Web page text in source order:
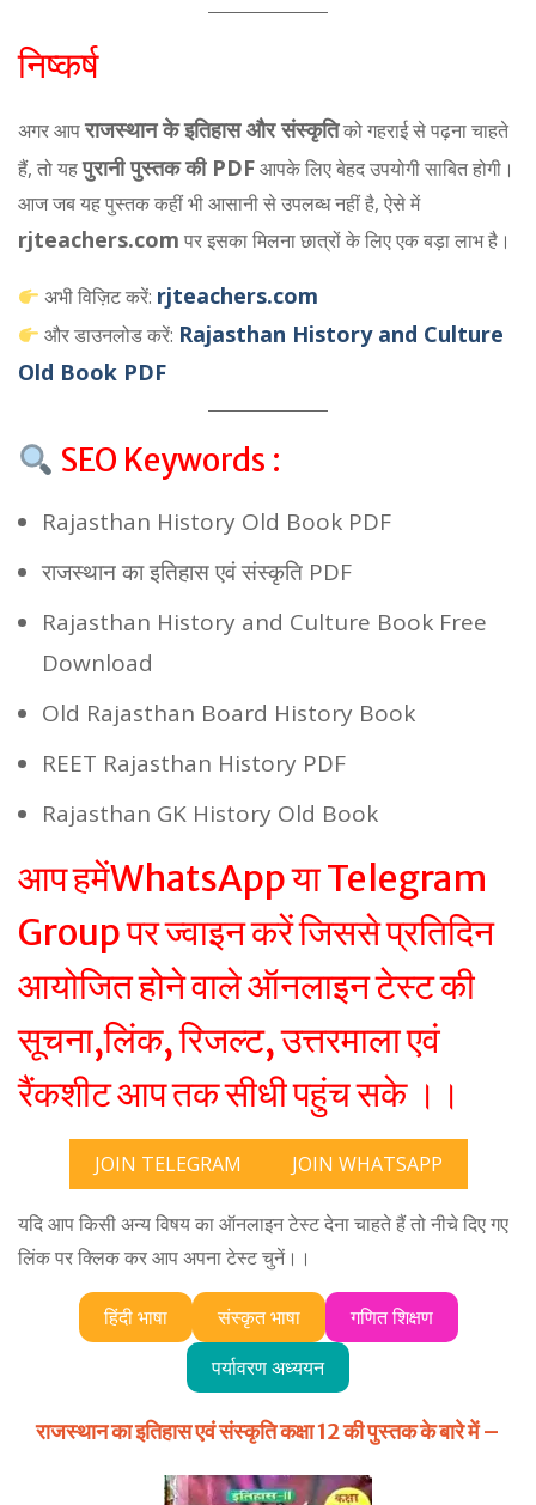
निष्कर्ष
अगर आपराजस्थान के इतिहास और संस्कृतिको गहराई से पढ़ना चाहते
हैं, तो यहपुरानी पुस्तक की PDFआपके लिए बेहद उपयोगी साबित होगी।
आज जब यह पुस्तक कहीं भी आसानी से उपलब्ध नहीं है, ऐसे में
rjteachers.com पर इसका मिलना छात्रों के लिए एक बड़ा लाभ है।
अभी विज़िट करें: rjteachers.com
और डाउनलोड करें: Rajasthan History and Culture
Old Book PDF
SEO Keywords :
Rajasthan History Old Book PDF
राजस्थान का इतिहास एवं संस्कृति PDF
Rajasthan History and Culture Book Free
Download
Old Rajasthan Board History Book
REET Rajasthan History PDF
Rajasthan GK History Old Book
आप हमेंWhatsApp या Telegram
Group पर ज्वाइन करें जिससे प्रतिदिन
आयोजित होने वाले ऑनलाइन टेस्ट की
सूचना,लिंक, रिजल्ट, उत्तरमाला एवं
रैंकशीट आप तक सीधी पहुंच सके ।।
JOIN TELEGRAM JOIN WHATSAPP
यदि आप किसी अन्य विषय का ऑनलाइन टेस्ट देना चाहते हैं तो नीचे दिए गए
लिंक पर क्लिक कर आप अपना टेस्ट चुनें।।
हिंदी भाषा संस्कृत भाषा
गणित शिक्षण
पर्यावरण अध्ययन
राजस्थान का इतिहास एवं संस्कृति कक्षा 12 की पुस्तक के बारे में –